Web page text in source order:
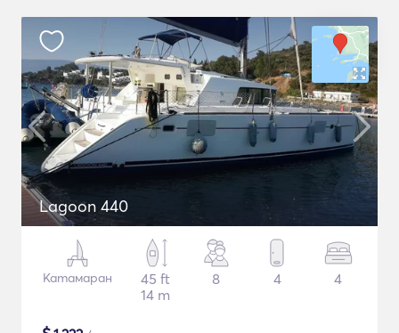
Lagoon 440
Катамаран
45 ft
14 m
8 4 4